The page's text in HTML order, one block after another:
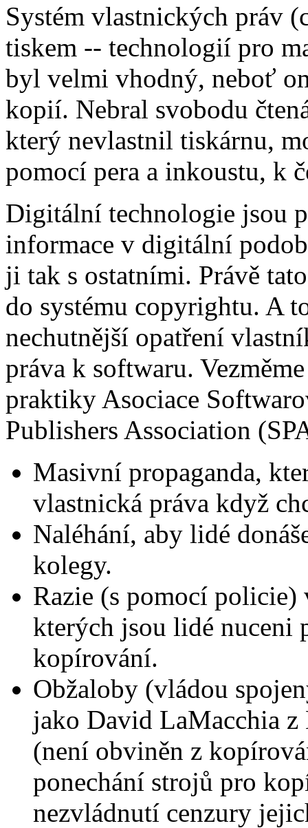
Systém vlastnických práv
tiskem -- technologií pro
byl velmi vhodný, neboť
kopií. Nebral svobodu
který nevlastnil tiskárnu,
pomocí pera a inkoustu, k
Digitální technologie jsou
informace v digitální
ji tak s ostatními. Právě
do systému copyrightu. A
nechutnější opatření
práva k softwaru.
praktiky Asociace
Publishers Association
Masivní propaganda,
vlastnická práva když
Naléhání, aby lidé
kolegy.
Razie (s pomocí
kterých jsou lidé nuceni
kopírování.
Obžaloby (vládou
jako David LaMacchia
(není obviněn z
ponechání strojů pro
nezvládnutí cenzury